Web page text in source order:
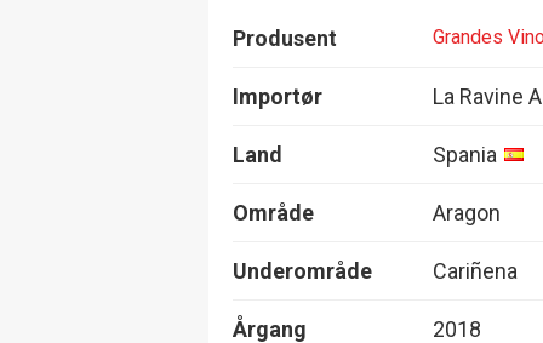
Produsent Grandes
Importør La Ravine
Land Spania
Område Aragon
Underområde Cariñena
Årgang 2018